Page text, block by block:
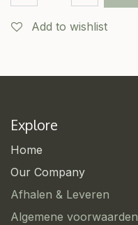
Add to wishlist
Explore
Home
Our Company
Afhalen & Leveren
Algemene voorwaarden